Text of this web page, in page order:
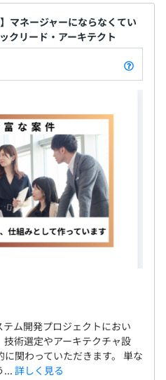
ために必要なことがあれば、
せんが、キャリアアップにつ
させていただいております。
ここを改善したい」というご
ります！
げていく仲間としての参画
組織の土台づくりが進行中。
、福利厚生・人事制度などの
くり」に参加していただける
間を超過した場合、超過分
当（月1万円）
生年金保険、雇用保険・労災
（emotional）・プロフ
）”を大切にしてい
け合わせた思いを込め
（エッセンショナル） と
指しているのは、「任せ
人ひとりの成長と挑戦を
マネージャーにならなくてい
クリード・アーキテクト
ム開発プロジェクトにおい
術選定やアーキテクチャ設
関わっていただきます。 単な
... 詳しく見る